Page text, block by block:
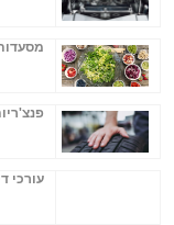
עורכי